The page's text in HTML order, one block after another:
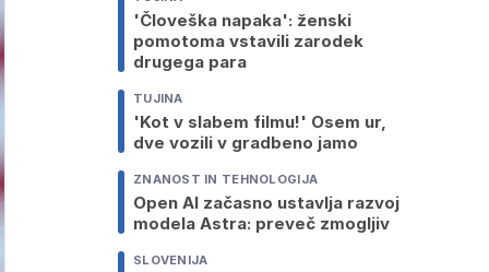
'Človeška napaka': ženski
pomotoma vstavili zarodek
drugega para
TUJINA
'Kot v slabem filmu!' Osem ur,
dve vozili v gradbeno jamo
ZNANOST IN TEHNOLOGIJA
Open AI začasno ustavlja razvoj
modela Astra: preveč zmogljiv
SLOVENIJA